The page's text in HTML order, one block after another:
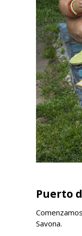
Puerto
Savona.